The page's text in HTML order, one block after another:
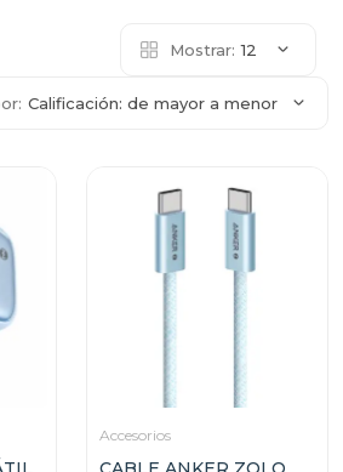
Mostrar: 12
Calificación: de mayor a menor
Accesorios